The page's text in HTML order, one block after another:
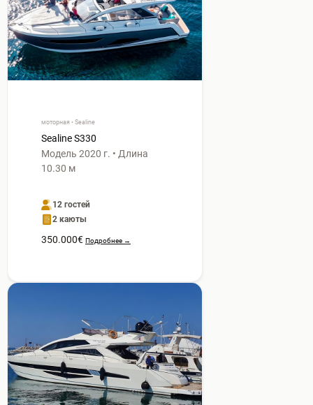
моторная • Sealine
Sealine S330
Модель 2020 г. • Длина
10.30 м
12 гостей
2 каюты
350.000€ Подробнее →